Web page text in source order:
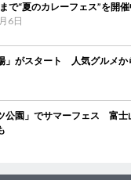
で“夏のカレーフェス”を開催
6日
」がスタート 人気グルメか
公園」でサマーフェス 富士